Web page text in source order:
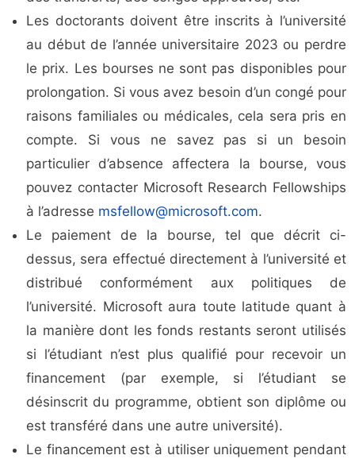
Les doctorants doivent être inscrits à l’université
au début de l’année universitaire 2023 ou perdre
le prix. Les bourses ne sont pas disponibles pour
prolongation. Si vous avez besoin d’un congé pour
raisons familiales ou médicales, cela sera pris en
compte. Si vous ne savez pas si un besoin
particulier d’absence affectera la bourse, vous
pouvez contacter Microsoft Research Fellowships
à l’adresse msfellow@microsoft.com.
Le paiement de la bourse, tel que décrit ci-
dessus, sera effectué directement à l’université et
distribué conformément aux politiques de
l’université. Microsoft aura toute latitude quant à
la manière dont les fonds restants seront utilisés
si l’étudiant n’est plus qualifié pour recevoir un
financement (par exemple, si l’étudiant se
désinscrit du programme, obtient son diplôme ou
est transféré dans une autre université).
Le financement est à utiliser uniquement pendant